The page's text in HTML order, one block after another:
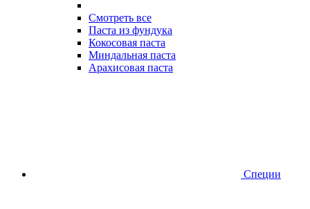
Смотреть все
Паста из фундука
Кокосовая паста
Миндальная паста
Арахисовая паста
Специи